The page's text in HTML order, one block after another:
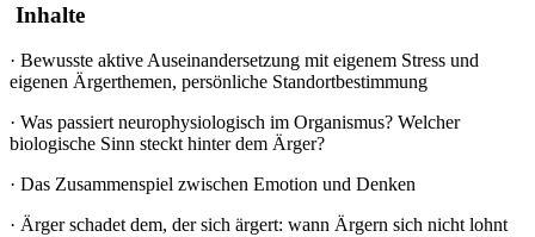
Inhalte
· Bewusste aktive Auseinandersetzung mit eigenem Stress und
eigenen Ärgerthemen, persönliche Standortbestimmung
· Was passiert neurophysiologisch im Organismus? Welcher
biologische Sinn steckt hinter dem Ärger?
· Das Zusammenspiel zwischen Emotion und Denken
· Ärger schadet dem, der sich ärgert: wann Ärgern sich nicht lohnt